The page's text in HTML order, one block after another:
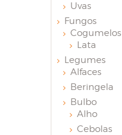
Uvas
Fungos
Cogumelos
Lata
Legumes
Alfaces
Beringela
Bulbo
Alho
Cebolas